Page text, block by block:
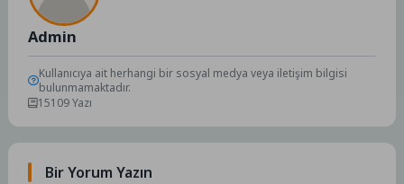
Admin
Kullanıcıya ait herhangi bir sosyal medya veya iletişim bilgisi
bulunmamaktadır.
15109 Yazı
Bir Yorum Yazın